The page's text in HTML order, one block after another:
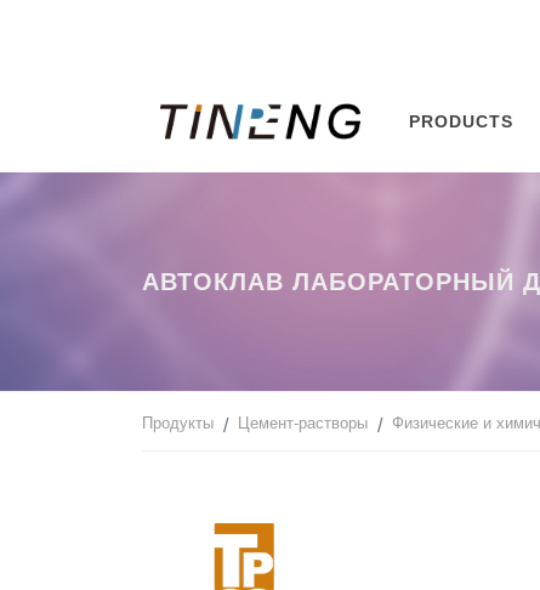
PRODUCTS
АВТОКЛАВ ЛАБОРАТОРНЫЙ
Продукты Цемент-растворы Физические и